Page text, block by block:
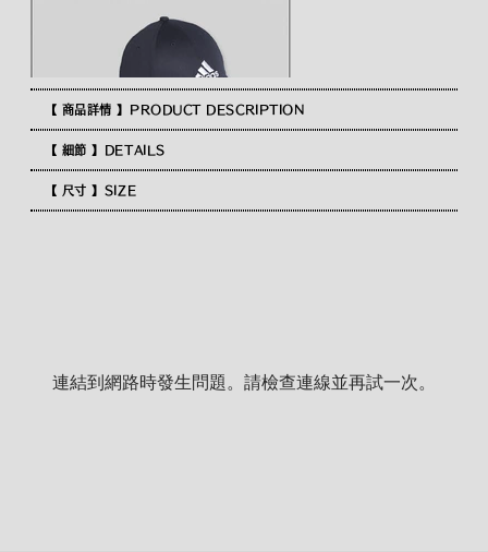
【 商品詳情 】PRODUCT DESCRIPTION
【 細節 】DETAILS
【 尺寸 】SIZE
連結到網路時發生問題。請檢查連線並再試一次。